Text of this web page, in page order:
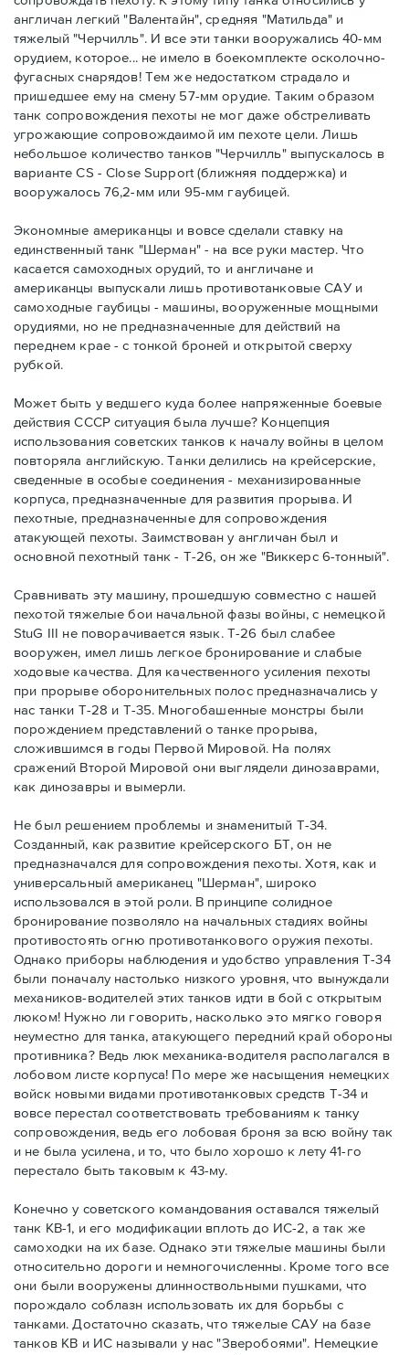
англичан легкий "Валентайн", средняя "Матильда" и
тяжелый "Черчилль". И все эти танки вооружались 40-мм
орудием, которое... не имело в боекомплекте осколочно-
фугасных снарядов! Тем же недостатком страдало и
пришедшее ему на смену 57-мм орудие. Таким образом
танк сопровождения пехоты не мог даже обстреливать
угрожающие сопровождаимой им пехоте цели. Лишь
небольшое количество танков "Черчилль" выпускалось в
варианте CS - Close Support (ближняя поддержка) и
вооружалось 76,2-мм или 95-мм гаубицей.
Экономные американцы и вовсе сделали ставку на
единственный танк "Шерман" - на все руки мастер. Что
касается самоходных орудий, то и англичане и
американцы выпускали лишь противотанковые САУ и
самоходные гаубицы - машины, вооруженные мощными
орудиями, но не предназначенные для действий на
переднем крае - с тонкой броней и открытой сверху
рубкой.
Может быть у ведшего куда более напряженные боевые
действия СССР ситуация была лучше? Концепция
использования советских танков к началу войны в целом
повторяла английскую. Танки делились на крейсерские,
сведенные в особые соединения - механизированные
корпуса, предназначенные для развития прорыва. И
пехотные, предназначенные для сопровождения
атакующей пехоты. Заимствован у англичан был и
основной пехотный танк - Т-26, он же "Виккерс 6-тонный".
Сравнивать эту машину, прошедшую совместно с нашей
пехотой тяжелые бои начальной фазы войны, с немецкой
StuG III не поворачивается язык. Т-26 был слабее
вооружен, имел лишь легкое бронирование и слабые
ходовые качества. Для качественного усиления пехоты
при прорыве оборонительных полос предназначались у
нас танки Т-28 и Т-35. Многобашенные монстры были
порождением представлений о танке прорыва,
сложившимся в годы Первой Мировой. На полях
сражений Второй Мировой они выглядели динозаврами,
как динозавры и вымерли.
Не был решением проблемы и знаменитый Т-34.
Созданный, как развитие крейсерского БТ, он не
предназначался для сопровождения пехоты. Хотя, как и
универсальный американец "Шерман", широко
использовался в этой роли. В принципе солидное
бронирование позволяло на начальных стадиях войны
противостоять огню противотанкового оружия пехоты.
Однако приборы наблюдения и удобство управления Т-34
были поначалу настолько низкого уровня, что вынуждали
механиков-водителей этих танков идти в бой с открытым
люком! Нужно ли говорить, насколько это мягко говоря
неуместно для танка, атакующего передний край обороны
противника? Ведь люк механика-водителя располагался в
лобовом листе корпуса! По мере же насыщения немецких
войск новыми видами противотанковых средств Т-34 и
вовсе перестал соответствовать требованиям к танку
сопровождения, ведь его лобовая броня за всю войну так
и не была усилена, и то, что было хорошо к лету 41-го
перестало быть таковым к 43-му.
Конечно у советского командования оставался тяжелый
танк КВ-1, и его модификации вплоть до ИС-2, а так же
самоходки на их базе. Однако эти тяжелые машины были
относительно дороги и немногочисленны. Кроме того все
они были вооружены длинноствольными пушками, что
порождало соблазн использовать их для борьбы с
танками. Достаточно сказать, что тяжелые САУ на базе
танков КВ и ИС называли у нас "Зверобоями". Немецкие